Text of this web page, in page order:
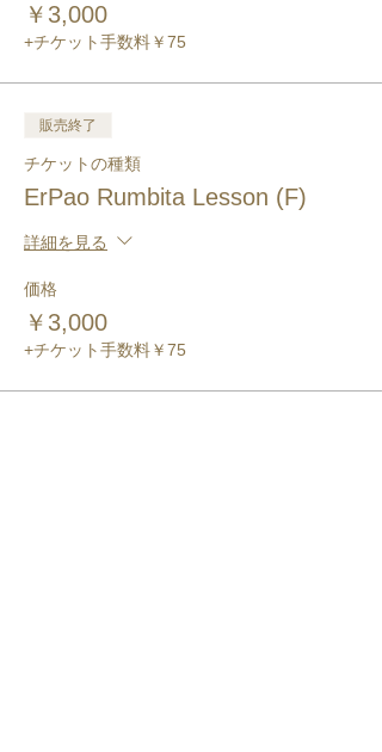
￥3,000
+チケット手数料￥75
販売終了
チケットの種類
ErPao Rumbita Lesson (F)
詳細を見る
価格
￥3,000
+チケット手数料￥75